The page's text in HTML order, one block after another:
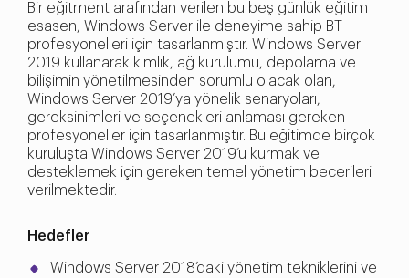
Bir eğitment arafından verilen bu beş günlük eğitim
esasen, Windows Server ile deneyime sahip BT
profesyonelleri için tasarlanmıştır. Windows Server
2019 kullanarak kimlik, ağ kurulumu, depolama ve
bilişimin yönetilmesinden sorumlu olacak olan,
Windows Server 2019’ya yönelik senaryoları,
gereksinimleri ve seçenekleri anlaması gereken
profesyoneller için tasarlanmıştır. Bu eğitimde birçok
kuruluşta Windows Server 2019’u kurmak ve
desteklemek için gereken temel yönetim becerileri
verilmektedir.
Hedefler
Windows Server 2018’daki yönetim tekniklerini ve